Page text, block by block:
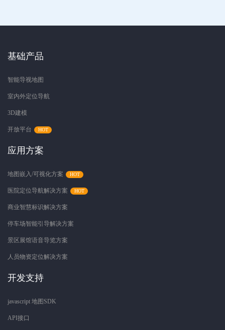
基础产品
智能导视地图
室内外定位导航
3D建模
开放平台
应用方案
地图嵌入/可视化方案
医院定位导航解决方案
商业智慧标识解决方案
停车场智能引导解决方案
景区展馆语音导览方案
人员物资定位解决方案
开发支持
javascript 地图SDK
API接口